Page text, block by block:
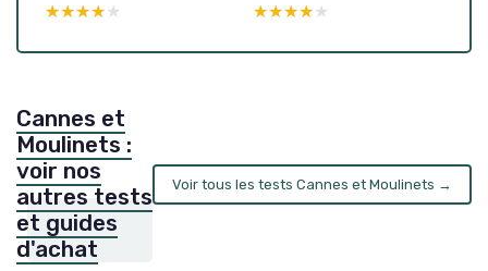
★★★★★
★★★★★ ★★★★★
★★★★★
Cannes et
Moulinets :
voir nos
autres tests
et guides
d'achat
Voir tous les tests Cannes et Moulinets →